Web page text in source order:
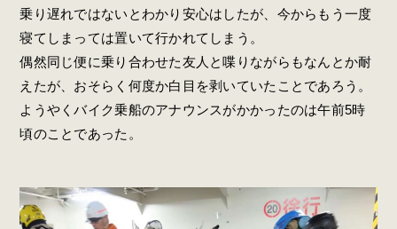
乗り遅れではないとわかり安心はしたが、今からもう一度
寝てしまっては置いて行かれてしまう。
偶然同じ便に乗り合わせた友人と喋りながらもなんとか耐
えたが、おそらく何度か白目を剥いていたことであろう。
ようやくバイク乗船のアナウンスがかかったのは午前5時
頃のことであった。